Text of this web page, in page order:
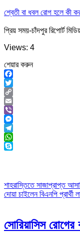
শ্বেতী বা ধবল রোগ হলে কী
প্রিয় সময়-চাঁদপুর রিপোর্ট
Views: 4
শেয়ার করুন
Facebook
Twitter
Copy
Link
Email
Viber
Messenger
Telegram
WhatsApp
Post
navigation
শাহরাস্তিতে সাজাপ্রাপ্ত
দোয়া চাইলেন বিএনপি প্রার্থী
সোরিয়াসিস